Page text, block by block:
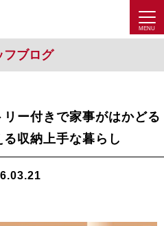
フブログ
リー付きで家事がはかどる
収納上手な暮らし